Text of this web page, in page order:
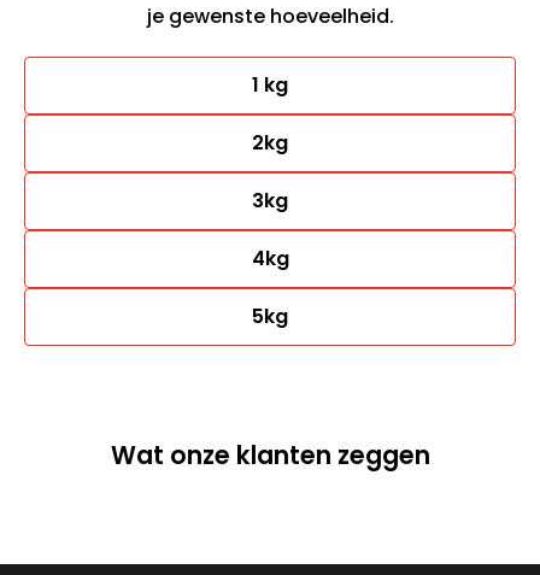
je gewenste hoeveelheid.
1 kg
2kg
3kg
4kg
5kg
Wat onze klanten zeggen